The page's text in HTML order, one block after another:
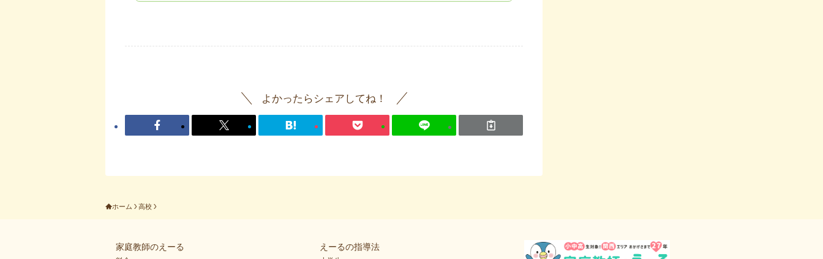
よかったらシェアしてね！
ホーム 高校
家庭教師のえーる えーるの指導法